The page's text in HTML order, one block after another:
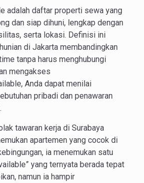
adalah daftar properti sewa yang
dan siap dihuni, lengkap dengan
serta lokasi. Definisi ini
di Jakarta membandingkan
tanpa harus menghubungi
mengakses
Anda dapat menilai
pribadi dan penawaran
tawaran kerja di Surabaya
apartemen yang cocok di
ia menemukan satu
yang ternyata berada tepat
namun ia hampir